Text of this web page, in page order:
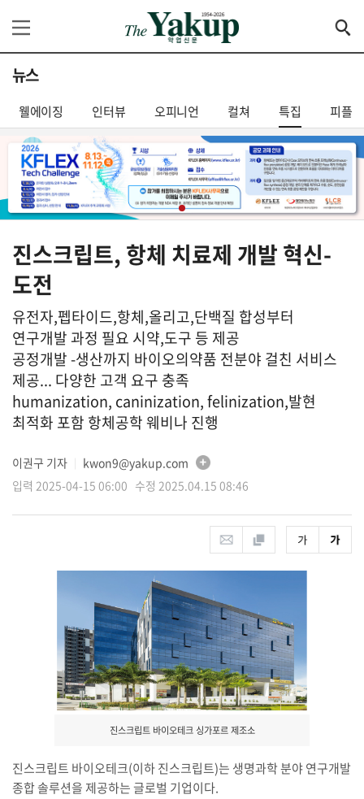
뉴스
웰에이징 인터뷰 오피니언 컬쳐 특집 피플
진스크립트, 항체 치료제 개발 혁신-
도전
유전자,펩타이드,항체,올리고,단백질 합성부터
연구개발 과정 필요 시약,도구 등 제공
공정개발 -생산까지 바이오의약품 전분야 걸친 서비스
제공... 다양한 고객 요구 충족
humanization, caninization, felinization,발현
최적화 포함 항체공학 웨비나 진행
이권구 기자
kwon9@yakup.com
입력 2025-04-15 06:00 수정 2025.04.15 08:46
진스크립트 바이오테크 싱가포르 제조소
진스크립트 바이오테크(이하 진스크립트)는 생명과학 분야 연구개발
종합 솔루션을 제공하는 글로벌 기업이다.